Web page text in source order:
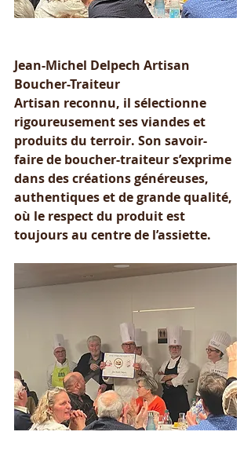
Jean-Michel Delpech Artisan
Boucher-Traiteur
Artisan reconnu, il sélectionne
rigoureusement ses viandes et
produits du terroir. Son savoir-
faire de boucher-traiteur s’exprime
dans des créations généreuses,
authentiques et de grande qualité,
où le respect du produit est
toujours au centre de l’assiette.